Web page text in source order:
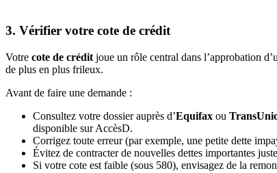
3. Vérifier votre cote de crédit
Votre cote de crédit joue un rôle central dans l’approbation
de plus en plus frileux.
Avant de faire une demande :
Consultez votre dossier auprès d’Equifax ou
disponible sur AccèsD.
Corrigez toute erreur (par exemple, une petite dette
Évitez de contracter de nouvelles dettes importantes
Si votre cote est faible (sous 580), envisagez de la